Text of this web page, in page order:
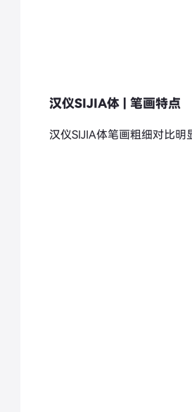
汉仪SIJIA体 | 笔画特点
汉仪SIJIA体笔画粗细对比